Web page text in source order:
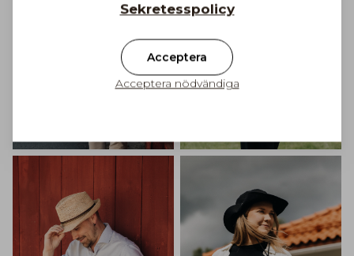
Sekretesspolicy
Acceptera
Acceptera nödvändiga